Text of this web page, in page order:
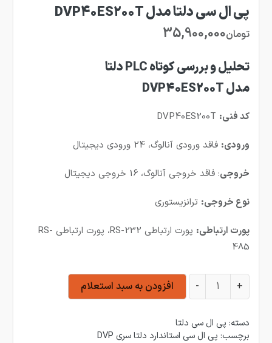
پی ال سی دلتا مدل DVP40ES200T
تومان35,900,000
تحلیل و بررسی کوتاه PLC دلتا
مدل DVP40ES200T
کد فنی:
ورودی: فاقد ورودی آنالوگ، 24 ورودی دیجیتال
خروجی: فاقد خروجی آنالوگ، 16 خروجی دیجیتال
نوع خروجی: ترانزیستوری
پورت ارتباطی:
پورت ارتباطی RS-232، پورت ارتباطی RS-
485
پی ال سی دلتا مدل DVP40ES200T عدد
+
- افزودن به سبد استعلام
دسته: پی ال سی دلتا
برچسب: پی ال سی استاندارد دلتا سری DVP